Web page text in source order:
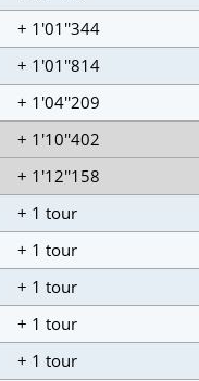
+ 1'01''344
+ 1'01''814
+ 1'04''209
+ 1'10''402
+ 1'12''158
+ 1 tour
+ 1 tour
+ 1 tour
+ 1 tour
+ 1 tour